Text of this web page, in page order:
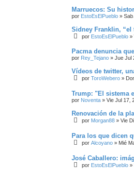
Marruecos: Su
por EstoEsElPueblo » Sab
Sidney Franklin, “el
por EstoEsElPueblo »
Pacma denuncia
por Rey_Tejano » Jue Jul
Vídeos de twitter,
por ToroWebero »
Trump: "El sistema
por Noventa » Vie Jul 17,
Renovación de la
por Morgan88 » Vie
Para los que dicen
por Alcoyano » Mié
José Caballero:
por EstoEsElPueblo »